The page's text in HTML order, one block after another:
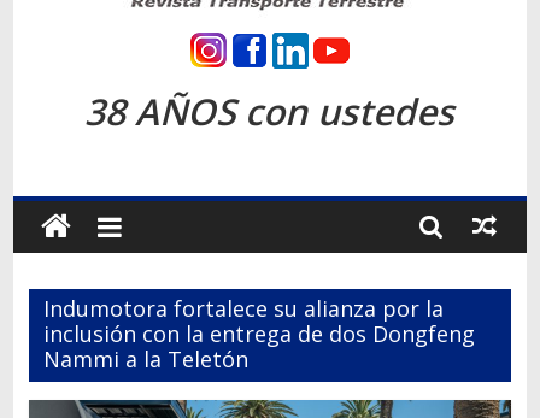
Revista
Transporte
Terrestre
Autos,
camiones,
motos,
información
38 AÑOS con ustedes
Indumotora fortalece su alianza por la
inclusión con la entrega de dos Dongfeng
Nammi a la Teletón